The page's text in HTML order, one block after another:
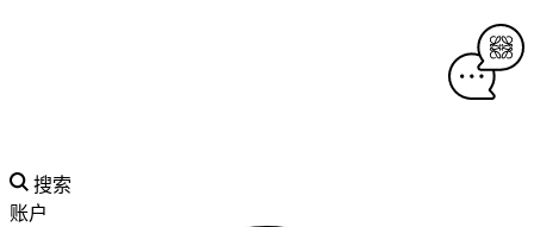
搜索
账户